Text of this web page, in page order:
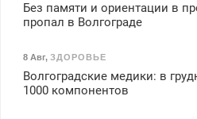
Без памяти и ориентации в
пропал в Волгограде
8 Авг, ЗДОРОВЬЕ
Волгоградские медики: в
1000 компонентов